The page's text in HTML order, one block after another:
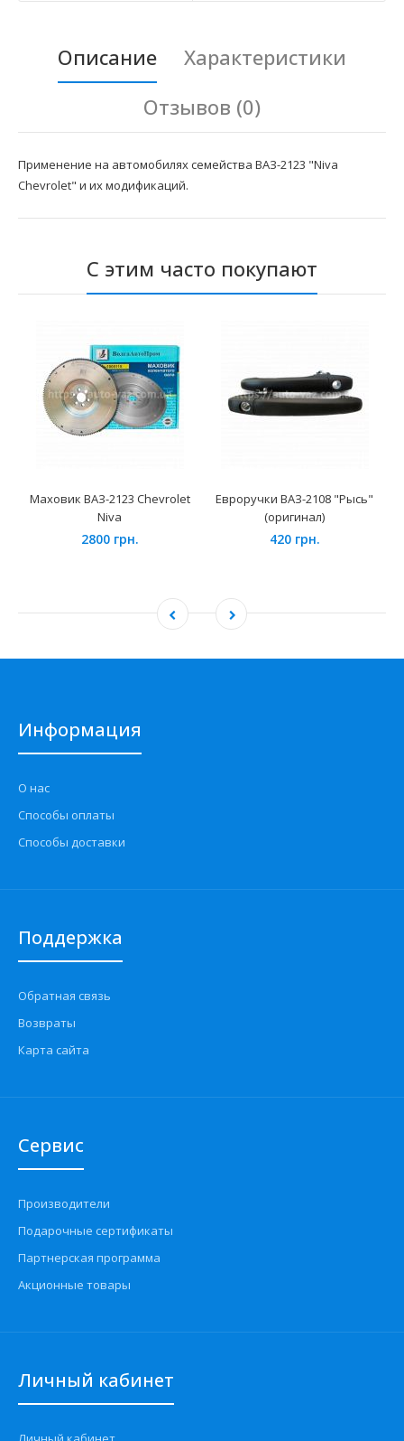
Описание
Характеристики
Отзывов (0)
Применение на автомобилях семейства ВАЗ-2123 "Niva
Chevrolet" и их модификаций.
С этим часто покупают
Маховик ВАЗ-2123 Chevrolet
Niva
2800 грн.
Евроручки ВАЗ-2108 "Рысь"
(оригинал)
420 грн.
Информация
О нас
Способы оплаты
Способы доставки
Поддержка
Обратная связь
Возвраты
Карта сайта
Сервис
Производители
Подарочные сертификаты
Партнерская программа
Акционные товары
Личный кабинет